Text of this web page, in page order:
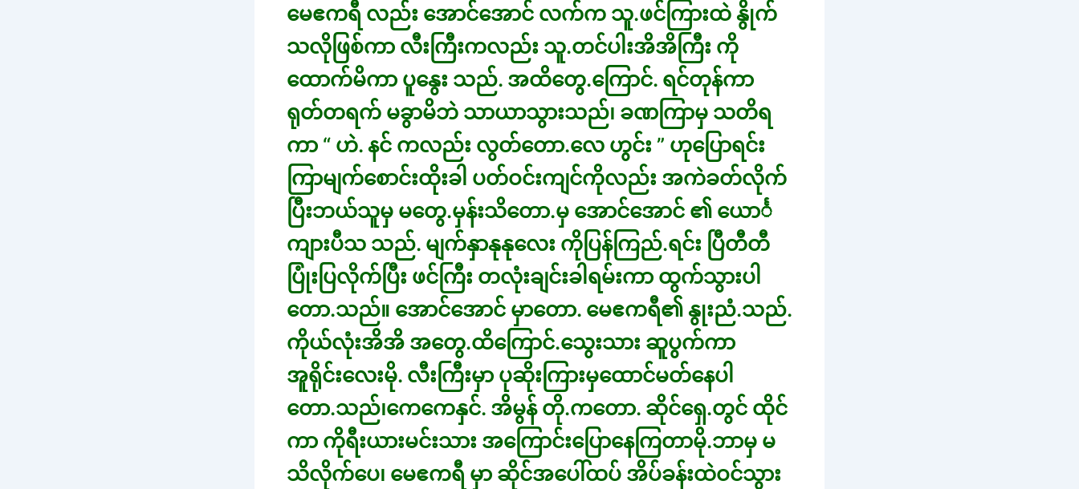
မေဧကရီ လည်း အောင်အောင် လက်က သူ.ဖင်ကြားထဲ နွိုက်
သလိုဖြစ်ကာ လီးကြီးကလည်း သူ.တင်ပါးအိအိကြီး ကို
ထောက်မိကာ ပူနွေး သည်. အထိတွေ.ကြောင်. ရင်တုန်ကာ
ရုတ်တရက် မခွာမိဘဲ သာယာသွားသည်၊ ခဏကြာမှ သတိရ
ကာ “ ဟဲ. နင် ကလည်း လွတ်တော.လေ ဟွင်း ” ဟုပြောရင်း
ကြာမျက်စောင်းထိုးခါ ပတ်ဝင်းကျင်ကိုလည်း အကဲခတ်လိုက်
ပြီးဘယ်သူမှ မတွေ.မှန်းသိတော.မှ အောင်အောင် ၏ ယောင်္
ကျားပီသ သည်. မျက်နှာနုနုလေး ကိုပြန်ကြည်.ရင်း ပြီတီတီ
ပြုံးပြလိုက်ပြီး ဖင်ကြီး တလုံးချင်းခါရမ်းကာ ထွက်သွားပါ
တော.သည်။ အောင်အောင် မှာတော. မေဧကရီ၏ နွုးညံ.သည်.
ကိုယ်လုံးအိအိ အတွေ.ထိကြောင်.သွေးသား ဆူပွက်ကာ
အူရိုင်းလေးမို. လီးကြီးမှာ ပုဆိုးကြားမှထောင်မတ်နေပါ
တော.သည်၊ကေကေနှင်. အိမွန် တို.ကတော. ဆိုင်ရှေ.တွင် ထိုင်
ကာ ကိုရီးယားမင်းသား အကြောင်းပြောနေကြတာမို.ဘာမှ မ
သိလိုက်ပေ၊ မေဧကရီ မှာ ဆိုင်အပေါ်ထပ် အိပ်ခန်းထဲဝင်သွား